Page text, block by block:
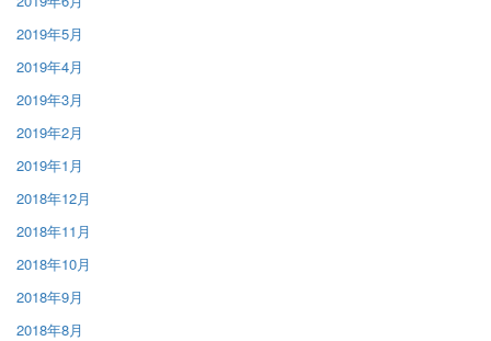
2019年5月
2019年4月
2019年3月
2019年2月
2019年1月
2018年12月
2018年11月
2018年10月
2018年9月
2018年8月